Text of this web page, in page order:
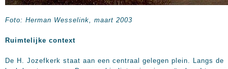
Foto: Herman Wesselink, maart 2003
Ruimtelijke context
De H. Jozefkerk staat aan een centraal gelegen plein. Langs de